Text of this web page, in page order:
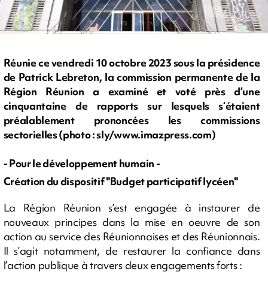
Réunie ce vendredi 10 octobre 2023 sous la présidence
de Patrick Lebreton, la commission permanente de la
Région Réunion a examiné et voté près d’une
cinquantaine de rapports sur lesquels s’étaient
préalablement prononcées les commissions
sectorielles (photo : sly/www.imazpress.com)
- Pour le développement humain -
Création du dispositif "Budget participatif lycéen"
La Région Réunion s’est engagée à instaurer de
nouveaux principes dans la mise en oeuvre de son
action au service des Réunionnaises et des Réunionnais.
Il s’agit notamment, de restaurer la confiance dans
l’action publique à travers deux engagements forts :